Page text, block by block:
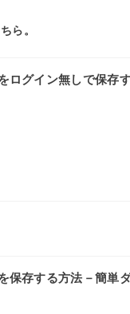
ら。
ログイン無しで保存
保存する方法－簡単